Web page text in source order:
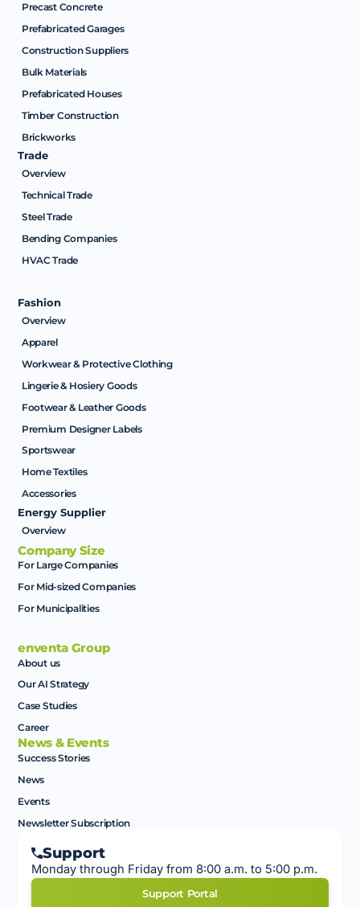
Precast Concrete
Prefabricated Garages
Construction Suppliers
Bulk Materials
Prefabricated Houses
Timber Construction
Brickworks
Trade
Overview
Technical Trade
Steel Trade
Bending Companies
HVAC Trade
Fashion
Overview
Apparel
Workwear & Protective Clothing
Lingerie & Hosiery Goods
Footwear & Leather Goods
Premium Designer Labels
Sportswear
Home Textiles
Accessories
Energy Supplier
Overview
Company Size
For Large Companies
For Mid-sized Companies
For Municipalities
enventa Group
About us
Our AI Strategy
Case Studies
Career
News & Events
Success Stories
News
Events
Newsletter Subscription
Support
Monday through Friday from 8:00 a.m. to 5:00 p.m.
Support Portal